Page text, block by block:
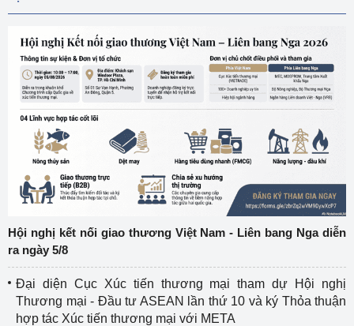
Hội nghị kết nối giao thương Việt Nam - Liên bang Nga diễn
ra ngày 5/8
Đại diện Cục Xúc tiến thương mại tham dự Hội nghị
Thương mại - Đầu tư ASEAN lần thứ 10 và ký Thỏa thuận
hợp tác Xúc tiến thương mại với META